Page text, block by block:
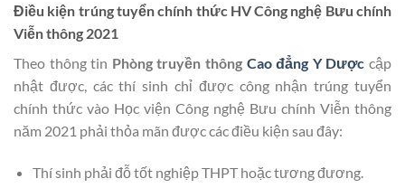
Điều kiện trúng tuyển chính thức HV Công nghệ Bưu chính
Viễn thông 2021
Theo thông tin Phòng truyền thông Cao đẳng Y Dược cập
nhật được, các thí sinh chỉ được công nhận trúng tuyển
chính thức vào Học viện Công nghệ Bưu chính Viễn thông
năm 2021 phải thỏa mãn được các điều kiện sau đây:
Thí sinh phải đỗ tốt nghiệp THPT hoặc tương đương.